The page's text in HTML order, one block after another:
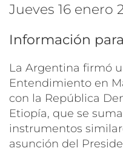
jueves 16 enero
Información
La Argentina firmó
Entendimiento en
con la República
Etiopía, que se
instrumentos
asunción del